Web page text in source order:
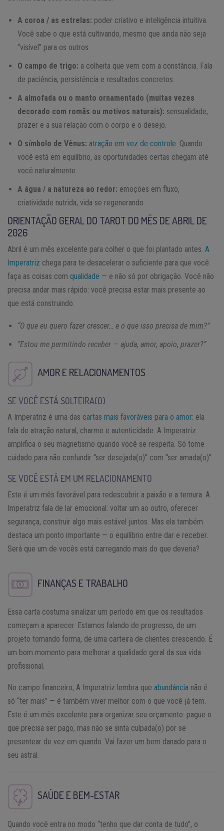
A coroa / as estrelas: poder criativo e inteligência intuitiva.
Você sabe o que está cultivando, mesmo que ainda não seja
“visível” para os outros.
O campo de trigo: a colheita que vem com a constância. Fala
de paciência, persistência e resultados concretos.
A almofada ou o manto ornamentado (muitas vezes
decorado com romãs ou motivos naturais): sensualidade,
prazer e a sua relação com o corpo e o desejo.
O símbolo de Vênus: atração em vez de controle. Quando
você está em equilíbrio, as oportunidades certas chegam até
você naturalmente.
A água / a natureza ao redor: emoções em fluxo,
criatividade nutrida, vida se regenerando.
ORIENTAÇÃO GERAL DO TAROT DO MÊS DE ABRIL DE
2026
Abril é um mês excelente para colher o que foi plantado antes. A
Imperatriz chega para te desacelerar o suficiente para que você
faça as coisas com qualidade — e não só por obrigação. Você não
precisa andar mais rápido: você precisa estar mais presente ao
que está construindo.
“O que eu quero fazer crescer… e o que isso precisa de mim?”
“Estou me permitindo receber — ajuda, amor, apoio, prazer?”
AMOR E RELACIONAMENTOS
SE VOCÊ ESTÁ SOLTEIRA(O)
A Imperatriz é uma das cartas mais favoráveis para o amor: ela
fala de atração natural, charme e autenticidade. A Imperatriz
amplifica o seu magnetismo quando você se respeita. Só tome
cuidado para não confundir “ser desejada(o)” com “ser amada(o)”.
SE VOCÊ ESTÁ EM UM RELACIONAMENTO
Este é um mês favorável para redescobrir a paixão e a ternura. A
Imperatriz fala de lar emocional: voltar um ao outro, oferecer
segurança, construir algo mais estável juntos. Mas ela também
destaca um ponto importante — o equilíbrio entre dar e receber.
Será que um de vocês está carregando mais do que deveria?
FINANÇAS E TRABALHO
Essa carta costuma sinalizar um período em que os resultados
começam a aparecer. Estamos falando de progresso, de um
projeto tomando forma, de uma carteira de clientes crescendo. É
um bom momento para melhorar a qualidade geral da sua vida
profissional.
No campo financeiro, A Imperatriz lembra que abundância não é
só “ter mais” — é também viver melhor com o que você já tem.
Este é um mês excelente para organizar seu orçamento: pague o
que precisa ser pago, mas não se sinta culpada(o) por se
presentear de vez em quando. Vai fazer um bem danado para o
seu astral.
SAÚDE E BEM-ESTAR
Quando você entra no modo “tenho que dar conta de tudo”, o